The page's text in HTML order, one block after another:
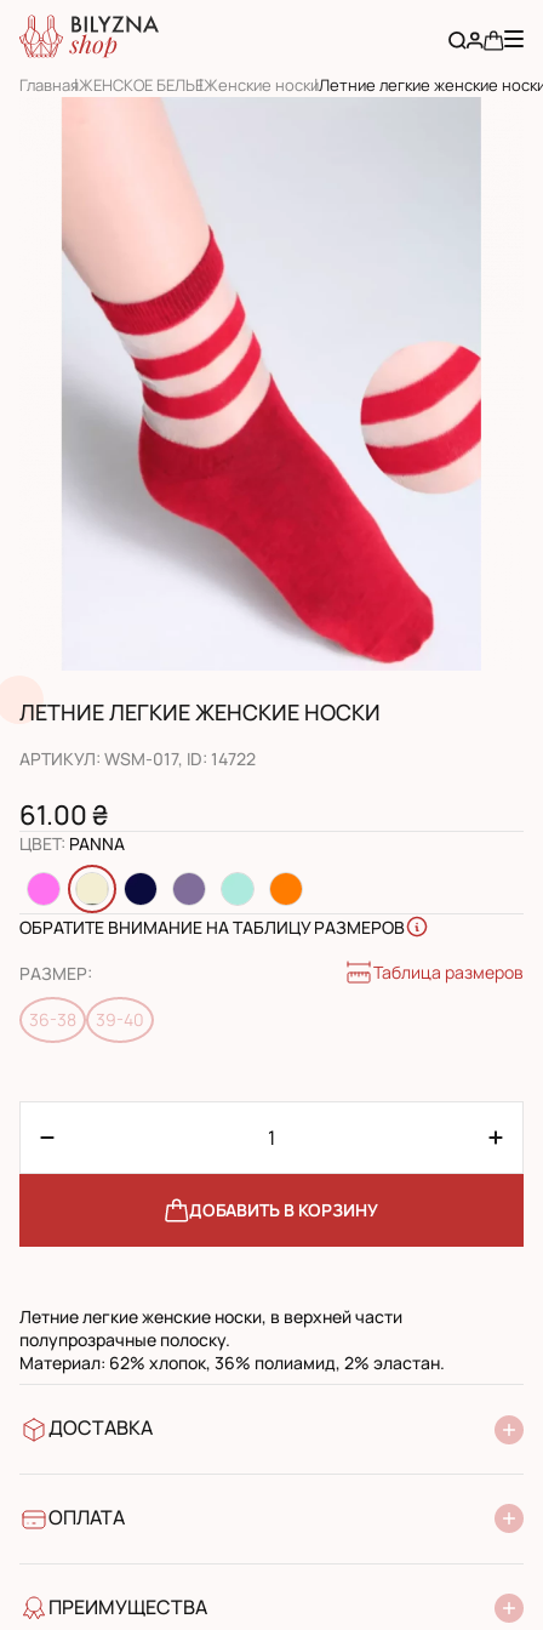
ГлавнаяЖЕНСКОЕ БЕЛЬЕЖенские носкиЛетние легкие женские
ЛЕТНИЕ ЛЕГКИЕ ЖЕНСКИЕ НОСКИ
АРТИКУЛ: WSM-017, ID: 14722
61.00 ₴
ЦВЕТ: PANNA
ОБРАТИТЕ ВНИМАНИЕ НА ТАБЛИЦУ РАЗМЕРОВ
РАЗМЕР: Таблица размеров
36-38 39-40
ДОБАВИТЬ В КОРЗИНУ
Летние легкие женские носки, в верхней части
полупрозрачные полоску.
Материал: 62% хлопок, 36% полиамид, 2% эластан.
ДОСТАВКА
УкрПочта стандарт
ОПЛАТА
Банковский перевод
ПРЕИМУЩЕСТВА